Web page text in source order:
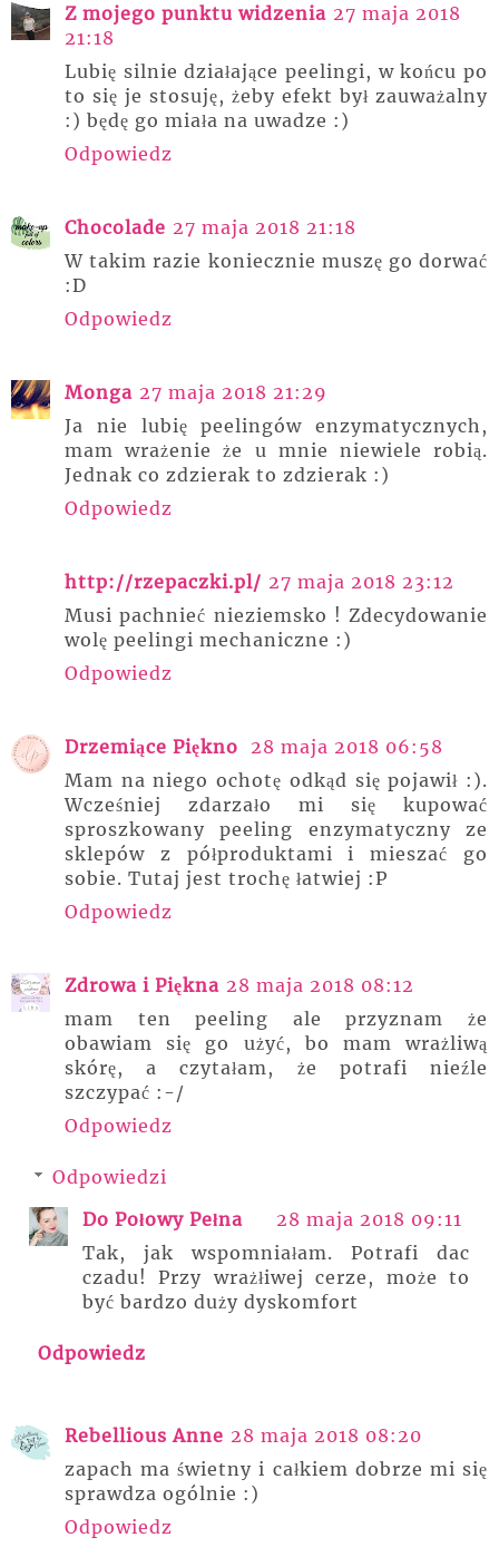
Z mojego punktu widzenia 27 maja 2018
21:18
Lubię silnie działające peelingi, w końcu po
to się je stosuję, żeby efekt był zauważalny
:) będę go miała na uwadze :)
Odpowiedz
Chocolade 27 maja 2018 21:18
W takim razie koniecznie muszę go dorwać
:D
Odpowiedz
Monga 27 maja 2018 21:29
Ja nie lubię peelingów enzymatycznych,
mam wrażenie że u mnie niewiele robią.
Jednak co zdzierak to zdzierak :)
Odpowiedz
http://rzepaczki.pl/ 27 maja 2018 23:12
Musi pachnieć nieziemsko ! Zdecydowanie
wolę peelingi mechaniczne :)
Odpowiedz
Drzemiące Piękno
28 maja 2018 06:58
Mam na niego ochotę odkąd się pojawił :).
Wcześniej zdarzało mi się kupować
sproszkowany peeling enzymatyczny ze
sklepów z półproduktami i mieszać go
sobie. Tutaj jest trochę łatwiej :P
Odpowiedz
Zdrowa i Piękna 28 maja 2018 08:12
mam ten peeling ale przyznam że
obawiam się go użyć, bo mam wrażliwą
skórę, a czytałam, że potrafi nieźle
szczypać :-/
Odpowiedz
Odpowiedzi
Do Połowy Pełna
28 maja 2018 09:11
Tak, jak wspomniałam. Potrafi dac
czadu! Przy wrażłiwej cerze, może to
być bardzo duży dyskomfort
Odpowiedz
Rebellious Anne 28 maja 2018 08:20
zapach ma świetny i całkiem dobrze mi się
sprawdza ogólnie :)
Odpowiedz